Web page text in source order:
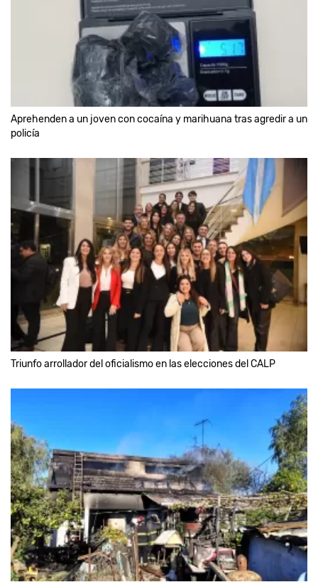
Aprehenden a un joven con cocaína y marihuana tras agredir a un
policía
Triunfo arrollador del oficialismo en las elecciones del CALP